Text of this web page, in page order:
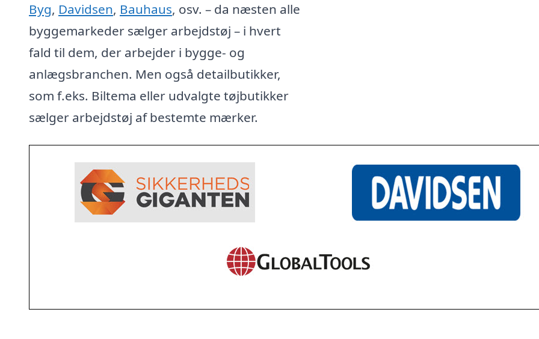
Byg, Davidsen, Bauhaus, osv. – da næsten alle
byggemarkeder sælger arbejdstøj – i hvert
fald til dem, der arbejder i bygge- og
anlægsbranchen. Men også detailbutikker,
som f.eks. Biltema eller udvalgte tøjbutikker
sælger arbejdstøj af bestemte mærker.